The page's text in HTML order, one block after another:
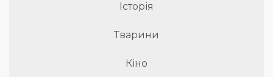
Історія
Тварини
Кіно